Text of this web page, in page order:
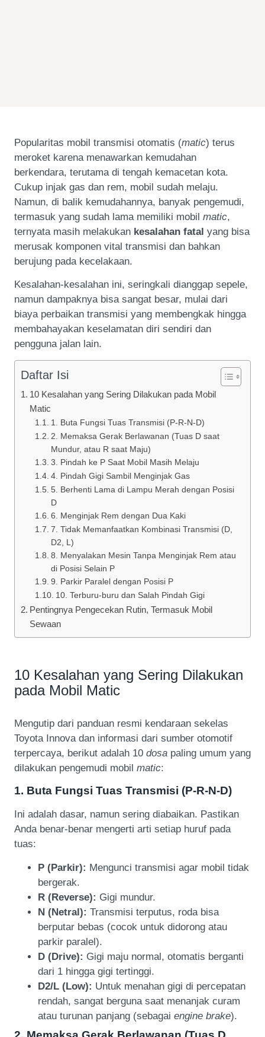
Popularitas mobil transmisi otomatis (matic) terus
meroket karena menawarkan kemudahan
berkendara, terutama di tengah kemacetan kota.
Cukup injak gas dan rem, mobil sudah melaju.
Namun, di balik kemudahannya, banyak pengemudi,
termasuk yang sudah lama memiliki mobil matic,
ternyata masih melakukan kesalahan fatal yang bisa
merusak komponen vital transmisi dan bahkan
berujung pada kecelakaan.
Kesalahan-kesalahan ini, seringkali dianggap sepele,
namun dampaknya bisa sangat besar, mulai dari
biaya perbaikan transmisi yang membengkak hingga
membahayakan keselamatan diri sendiri dan
pengguna jalan lain.
Daftar Isi
10 Kesalahan yang Sering Dilakukan pada Mobil
Matic
1. Buta Fungsi Tuas Transmisi (P-R-N-D)
2. Memaksa Gerak Berlawanan (Tuas D saat
Mundur, atau R saat Maju)
3. Pindah ke P Saat Mobil Masih Melaju
4. Pindah Gigi Sambil Menginjak Gas
5. Berhenti Lama di Lampu Merah dengan Posisi
D
6. Menginjak Rem dengan Dua Kaki
7. Tidak Memanfaatkan Kombinasi Transmisi (D,
D2, L)
8. Menyalakan Mesin Tanpa Menginjak Rem atau
di Posisi Selain P
9. Parkir Paralel dengan Posisi P
10. Terburu-buru dan Salah Pindah Gigi
Pentingnya Pengecekan Rutin, Termasuk Mobil
Sewaan
10 Kesalahan yang Sering Dilakukan
pada Mobil Matic
Mengutip dari panduan resmi kendaraan sekelas
Toyota Innova dan informasi dari sumber otomotif
terpercaya, berikut adalah 10 dosa paling umum yang
dilakukan pengemudi mobil matic:
1. Buta Fungsi Tuas Transmisi (P-R-N-D)
Ini adalah dasar, namun sering diabaikan. Pastikan
Anda benar-benar mengerti arti setiap huruf pada
tuas:
P (Parkir): Mengunci transmisi agar mobil tidak
bergerak.
R (Reverse): Gigi mundur.
N (Netral): Transmisi terputus, roda bisa
berputar bebas (cocok untuk didorong atau
parkir paralel).
D (Drive): Gigi maju normal, otomatis berganti
dari 1 hingga gigi tertinggi.
D2/L (Low): Untuk menahan gigi di percepatan
rendah, sangat berguna saat menanjak curam
atau turunan panjang (sebagai engine brake).